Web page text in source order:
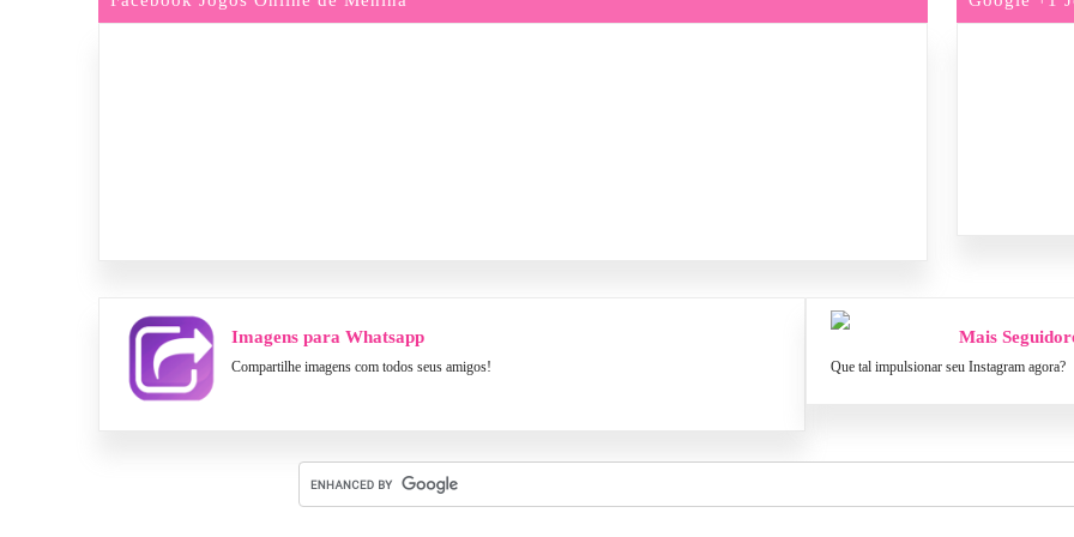
Imagens para Whatsapp
Compartilhe imagens com todos seus amigos!
Mais
Que tal impulsionar seu Instagram agora?